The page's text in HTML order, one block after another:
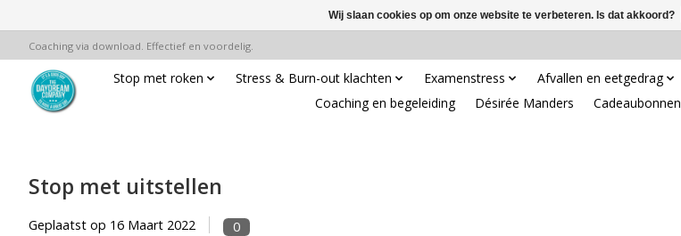
Coaching via download. Effectief en voordelig.
Stop met roken Stress & Burn-out klachten Examenstress Afvallen en eetgedrag
Coaching en begeleiding
Désirée Manders Cadeaubonnen
Stop met uitstellen
Geplaatst op 16 Maart 2022 0
Wij slaan cookies op om onze website te verbeteren. Is dat akkoord?